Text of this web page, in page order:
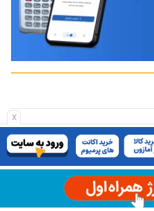
x
و گیلکی؛ زبان‌هایی که در
بقا به داده نیاز دارند